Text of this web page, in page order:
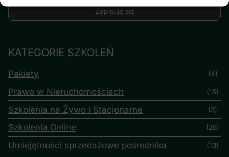
KATEGORIE SZKOLEŃ
Pakiety (4)
Prawo w Nieruchomościach (15)
Szkolenia na Żywo i Stacjonarne (3)
Szkolenia Online (26)
Umiejętności sprzedażowe pośrednika (13)